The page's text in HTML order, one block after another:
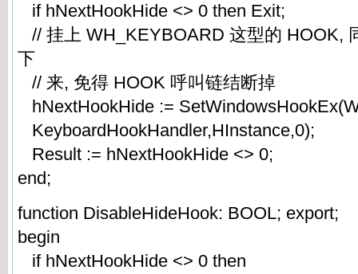
if hNextHookHide <> 0 then Exit;
// 挂上 WH_KEYBOARD 这型的 HOOK,
下
// 来, 免得 HOOK 呼叫链结断掉
hNextHookHide :=
KeyboardHookHandler,HInstance,0);
Result := hNextHookHide <> 0;
end;
function DisableHideHook: BOOL; export;
begin
if hNextHookHide <> 0 then